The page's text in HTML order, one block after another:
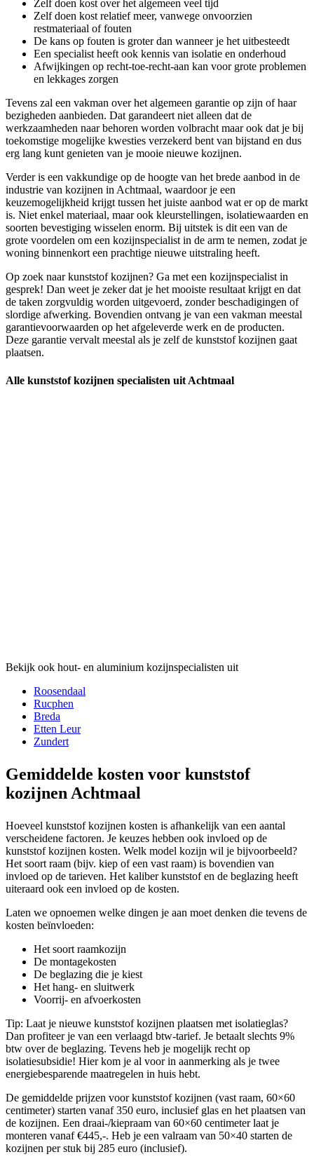
Zelf doen kost over het algemeen veel tijd
Zelf doen kost relatief meer, vanwege onvoorzien
restmateriaal of fouten
De kans op fouten is groter dan wanneer je het uitbesteedt
Een specialist heeft ook kennis van isolatie en onderhoud
Afwijkingen op recht-toe-recht-aan kan voor grote problemen
en lekkages zorgen
Tevens zal een vakman over het algemeen garantie op zijn of haar
bezigheden aanbieden. Dat garandeert niet alleen dat de
werkzaamheden naar behoren worden volbracht maar ook dat je bij
toekomstige mogelijke kwesties verzekerd bent van bijstand en dus
erg lang kunt genieten van je mooie nieuwe kozijnen.
Verder is een vakkundige op de hoogte van het brede aanbod in de
industrie van kozijnen in Achtmaal, waardoor je een
keuzemogelijkheid krijgt tussen het juiste aanbod wat er op de markt
is. Niet enkel materiaal, maar ook kleurstellingen, isolatiewaarden en
soorten bevestiging wisselen enorm. Bij uitstek is dit een van de
grote voordelen om een kozijnspecialist in de arm te nemen, zodat je
woning binnenkort een prachtige nieuwe uitstraling heeft.
Op zoek naar kunststof kozijnen? Ga met een kozijnspecialist in
gesprek! Dan weet je zeker dat je het mooiste resultaat krijgt en dat
de taken zorgvuldig worden uitgevoerd, zonder beschadigingen of
slordige afwerking. Bovendien ontvang je van een vakman meestal
garantievoorwaarden op het afgeleverde werk en de producten.
Deze garantie vervalt meestal als je zelf de kunststof kozijnen gaat
plaatsen.
Alle kunststof kozijnen specialisten uit Achtmaal
Bekijk ook hout- en aluminium kozijnspecialisten uit
Roosendaal
Rucphen
Breda
Etten Leur
Zundert
Gemiddelde kosten voor kunststof
kozijnen Achtmaal
Hoeveel kunststof kozijnen kosten is afhankelijk van een aantal
verscheidene factoren. Je keuzes hebben ook invloed op de
kunststof kozijnen kosten. Welk model kozijn wil je bijvoorbeeld?
Het soort raam (bijv. kiep of een vast raam) is bovendien van
invloed op de tarieven. Het kaliber kunststof en de beglazing heeft
uiteraard ook een invloed op de kosten.
Laten we opnoemen welke dingen je aan moet denken die tevens de
kosten beïnvloeden:
Het soort raamkozijn
De montagekosten
De beglazing die je kiest
Het hang- en sluitwerk
Voorrij- en afvoerkosten
Tip: Laat je nieuwe kunststof kozijnen plaatsen met isolatieglas?
Dan profiteer je van een verlaagd btw-tarief. Je betaalt slechts 9%
btw over de beglazing. Tevens heb je mogelijk recht op
isolatiesubsidie! Hier kom je al voor in aanmerking als je twee
energiebesparende maatregelen in huis hebt.
De gemiddelde prijzen voor kunststof kozijnen (vast raam, 60×60
centimeter) starten vanaf 350 euro, inclusief glas en het plaatsen van
de kozijnen. Een draai-/kiepraam van 60×60 centimeter laat je
monteren vanaf €445,-. Heb je een valraam van 50×40 starten de
kozijnen per stuk bij 285 euro (inclusief).